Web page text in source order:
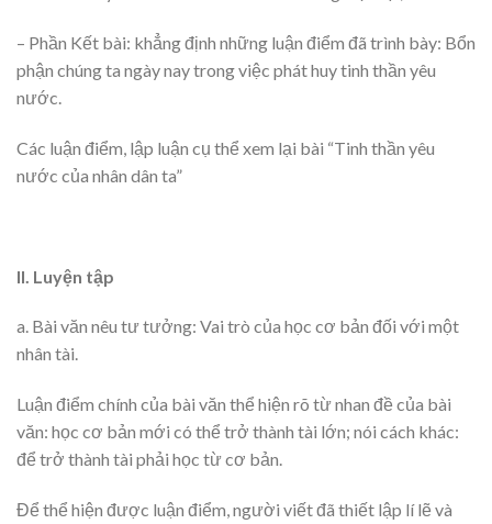
– Phần Kết bài: khẳng định những luận điểm đã trình bày: Bổn
phận chúng ta ngày nay trong việc phát huy tinh thần yêu
nước.
Các luận điểm, lập luận cụ thể xem lại bài “Tinh thần yêu
nước của nhân dân ta”
II. Luyện tập
a. Bài văn nêu tư tưởng: Vai trò của học cơ bản đối với một
nhân tài.
Luận điểm chính của bài văn thể hiện rõ từ nhan đề của bài
văn: học cơ bản mới có thể trở thành tài lớn; nói cách khác:
để trở thành tài phải học từ cơ bản.
Để thể hiện được luận điểm, người viết đã thiết lập lí lẽ và